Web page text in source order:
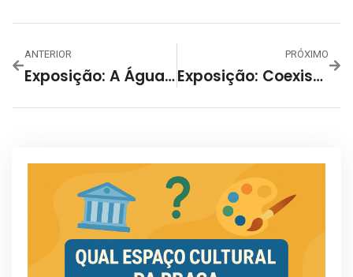
ANTERIOR
Exposição: A Água É A Mãe Da Terra
PRÓXIMO
Exposição: Coexistir